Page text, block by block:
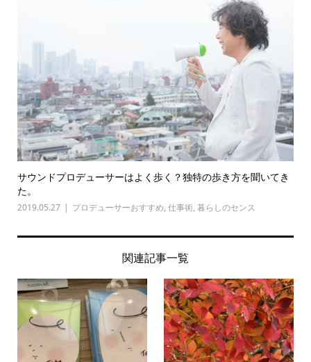
サウンドプロデューサーはよく歩く？独特の歩き方を聞いてき
た。
2019.05.27 プロデューサーおすすめ, 仕事術, 暮らしのセンス
関連記事一覧